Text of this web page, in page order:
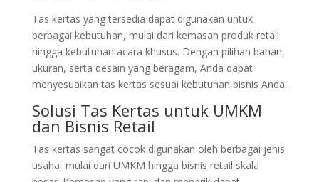
Tas kertas yang tersedia dapat digunakan untuk
berbagai kebutuhan, mulai dari kemasan produk retail
hingga kebutuhan acara khusus. Dengan pilihan bahan,
ukuran, serta desain yang beragam, Anda dapat
menyesuaikan tas kertas sesuai kebutuhan bisnis Anda.
Solusi Tas Kertas untuk UMKM
dan Bisnis Retail
Tas kertas sangat cocok digunakan oleh berbagai jenis
usaha, mulai dari UMKM hingga bisnis retail skala